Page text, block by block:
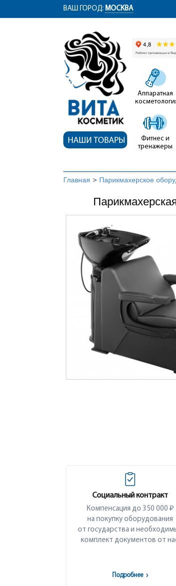
ym(12767704, 'getClientID', function(clientID) {
ВАШ ГОРОД: МОСКВА
НАШИ ТОВАРЫ
Аппаратная
Фитнес и
тренажеры
Главная > Парикмахерское
Социальный контракт
Компенсация до 350 000 ₽
на покупку оборудования
от государства и
комплект документов от
Подробнее ›